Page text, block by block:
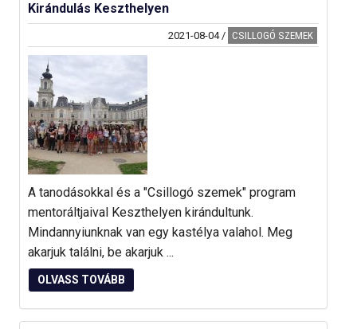
Kirándulás Keszthelyen
2021-08-04/ CSILLOGÓ SZEMEK
A tanodásokkal és a "Csillogó szemek" program
mentoráltjaival Keszthelyen kirándultunk.
Mindannyiunknak van egy kastélya valahol. Meg
akarjuk találni, be akarjuk ...
OLVASS TOVÁBB